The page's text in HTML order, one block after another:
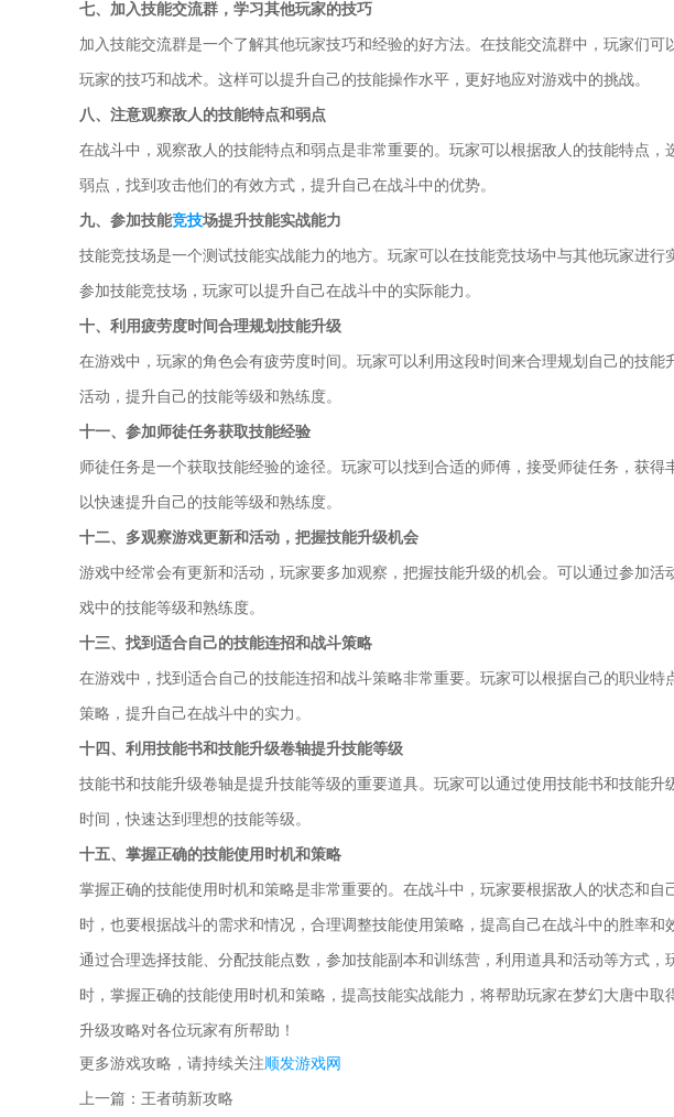
七、加入技能交流群，学习其他玩家的技巧
加入技能交流群是一个了解其他玩家技巧和经验的好方法。在技能交流群中，玩家们
玩家的技巧和战术。这样可以提升自己的技能操作水平，更好地应对游戏中的挑战。
八、注意观察敌人的技能特点和弱点
在战斗中，观察敌人的技能特点和弱点是非常重要的。玩家可以根据敌人的技能特点
弱点，找到攻击他们的有效方式，提升自己在战斗中的优势。
九、参加技能竞技场提升技能实战能力
技能竞技场是一个测试技能实战能力的地方。玩家可以在技能竞技场中与其他玩家进
参加技能竞技场，玩家可以提升自己在战斗中的实际能力。
十、利用疲劳度时间合理规划技能升级
在游戏中，玩家的角色会有疲劳度时间。玩家可以利用这段时间来合理规划自己的技
活动，提升自己的技能等级和熟练度。
十一、参加师徒任务获取技能经验
师徒任务是一个获取技能经验的途径。玩家可以找到合适的师傅，接受师徒任务，获
以快速提升自己的技能等级和熟练度。
十二、多观察游戏更新和活动，把握技能升级机会
游戏中经常会有更新和活动，玩家要多加观察，把握技能升级的机会。可以通过参加
戏中的技能等级和熟练度。
十三、找到适合自己的技能连招和战斗策略
在游戏中，找到适合自己的技能连招和战斗策略非常重要。玩家可以根据自己的职业
策略，提升自己在战斗中的实力。
十四、利用技能书和技能升级卷轴提升技能等级
技能书和技能升级卷轴是提升技能等级的重要道具。玩家可以通过使用技能书和技能
时间，快速达到理想的技能等级。
十五、掌握正确的技能使用时机和策略
掌握正确的技能使用时机和策略是非常重要的。在战斗中，玩家要根据敌人的状态和自
时，也要根据战斗的需求和情况，合理调整技能使用策略，提高自己在战斗中的胜率和
通过合理选择技能、分配技能点数，参加技能副本和训练营，利用道具和活动等方式，
时，掌握正确的技能使用时机和策略，提高技能实战能力，将帮助玩家在梦幻大唐中
升级攻略对各位玩家有所帮助！
更多游戏攻略，请持续关注顺发游戏网
上一篇： 王者萌新攻略